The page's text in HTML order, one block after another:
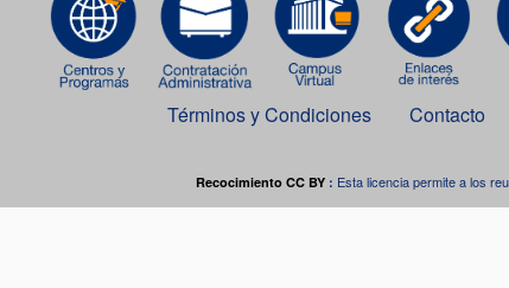
Términos y Condiciones Contacto
Recocimiento CC BY : Esta licencia permite a los